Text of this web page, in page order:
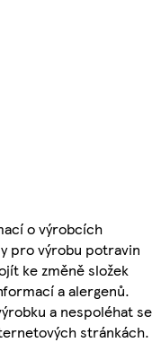
o výrobcích
pro výrobu potravin
ke změně složek
a alergenů.
a nespoléhat se
stránkách.